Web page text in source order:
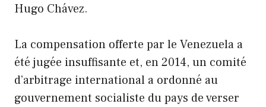
Hugo Chávez.
La compensation offerte par le Venezuela a
été jugée insuffisante et, en 2014, un comité
d’arbitrage international a ordonné au
gouvernement socialiste du pays de verser